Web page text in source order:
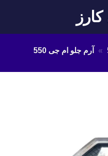
» آرم جلو ام جی 550